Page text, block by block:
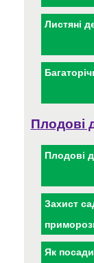
Листяні
Плодові
Плодові
Захист
Як